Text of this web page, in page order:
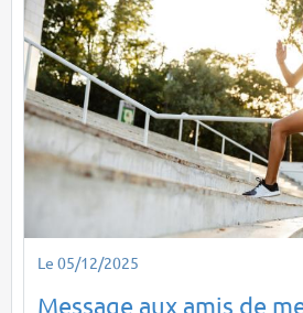
Le 05/12/2025
Message aux amis de